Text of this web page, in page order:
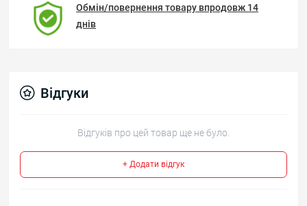
Обмін/повернення товару впродовж 14
днів
Відгуки
Відгуків про цей товар ще не було.
+ Додати відгук